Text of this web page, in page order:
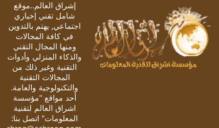
إشراق العالم..موقع
شامل تقني إخباري
اجتماعي, يهتم بالتدوين
في كافة المجالات
ومنها المجال التقني
والذكاء المنزلي وأدوات
التقنية وغير ذلك من
المجالات التقنية
والتكنولوجية والعامة.
أحد مواقع "مؤسسة
اشراق العالم لتقنية
المعلومات" اتصل بنا: